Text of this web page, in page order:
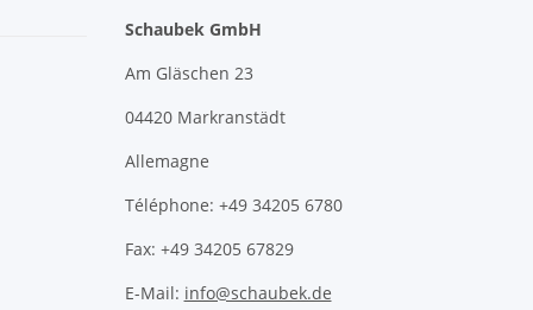
Schaubek GmbH
Am Gläschen 23
04420 Markranstädt
Allemagne
Téléphone: +49 34205 6780
Fax: +49 34205 67829
E-Mail: info@schaubek.de